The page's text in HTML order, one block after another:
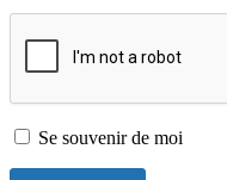
Se souvenir de moi